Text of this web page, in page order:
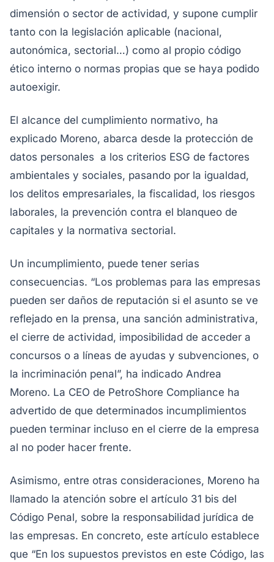
dimensión o sector de actividad, y supone cumplir
tanto con la legislación aplicable (nacional,
autonómica, sectorial…) como al propio código
ético interno o normas propias que se haya podido
autoexigir.
El alcance del cumplimiento normativo, ha
explicado Moreno, abarca desde la protección de
datos personales a los criterios ESG de factores
ambientales y sociales, pasando por la igualdad,
los delitos empresariales, la fiscalidad, los riesgos
laborales, la prevención contra el blanqueo de
capitales y la normativa sectorial.
Un incumplimiento, puede tener serias
consecuencias. “Los problemas para las empresas
pueden ser daños de reputación si el asunto se ve
reflejado en la prensa, una sanción administrativa,
el cierre de actividad, imposibilidad de acceder a
concursos o a líneas de ayudas y subvenciones, o
la incriminación penal”, ha indicado Andrea
Moreno. La CEO de PetroShore Compliance ha
advertido de que determinados incumplimientos
pueden terminar incluso en el cierre de la empresa
al no poder hacer frente.
Asimismo, entre otras consideraciones, Moreno ha
llamado la atención sobre el artículo 31 bis del
Código Penal, sobre la responsabilidad jurídica de
las empresas. En concreto, este artículo establece
que “En los supuestos previstos en este Código, las